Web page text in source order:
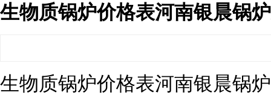
生物质锅炉价格表河南银晨锅
生物质锅炉价格表河南银晨锅